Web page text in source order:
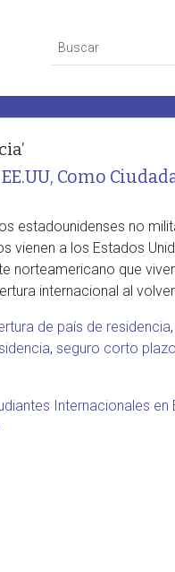
Como
estadounidenses no
vienen a los Estados
norteamericano que
internacional al
de país de residencia,
, seguro corto
Internacionales en